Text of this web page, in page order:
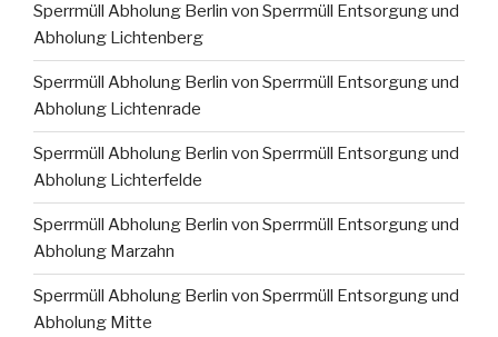
Sperrmüll Abholung Berlin von Sperrmüll Entsorgung und
Abholung Lichtenberg
Sperrmüll Abholung Berlin von Sperrmüll Entsorgung und
Abholung Lichtenrade
Sperrmüll Abholung Berlin von Sperrmüll Entsorgung und
Abholung Lichterfelde
Sperrmüll Abholung Berlin von Sperrmüll Entsorgung und
Abholung Marzahn
Sperrmüll Abholung Berlin von Sperrmüll Entsorgung und
Abholung Mitte